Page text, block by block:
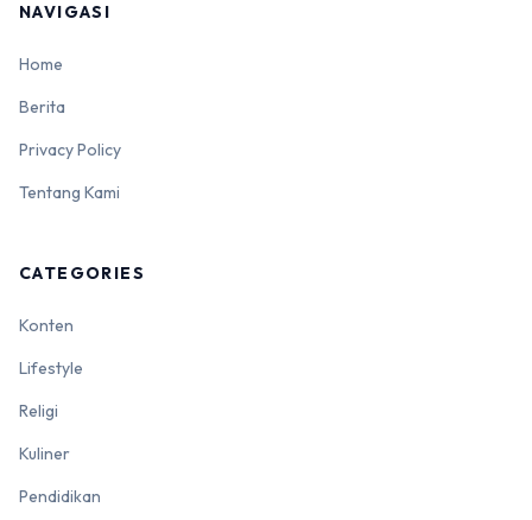
NAVIGASI
Home
Berita
Privacy Policy
Tentang Kami
CATEGORIES
Konten
Lifestyle
Religi
Kuliner
Pendidikan